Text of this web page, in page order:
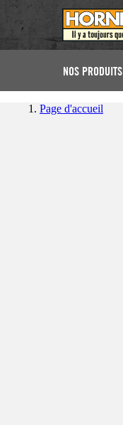
NOS PRODUITS
Page d'accueil